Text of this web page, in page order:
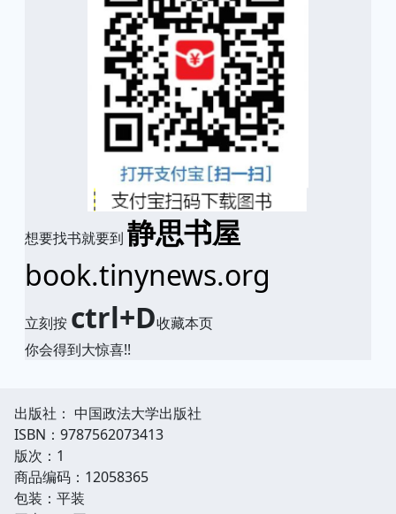
想要找书就要到 静思书屋
book.tinynews.org
立刻按 ctrl+D收藏本页
你会得到大惊喜!!
出版社： 中国政法大学出版社
ISBN：9787562073413
版次：1
商品编码：12058365
包装：平装